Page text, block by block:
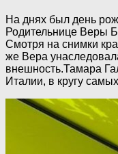
На днях был день
Родительнице Веры
Смотря на снимки
же Вера
внешность.Тамара
Италии, в кругу